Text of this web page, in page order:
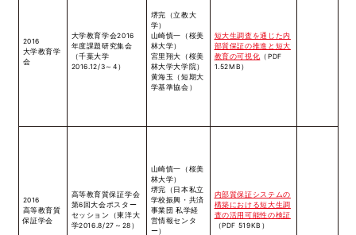
2016
大学教育学
会
大学教育学会2016
年度課題研究集会
（千葉大学
2016.12/3～4）
堺完（立教大
学）
山崎慎一（桜美
林大学）
宮里翔大（桜美
林大学大学院）
黄海玉（短期大
学基準協会）
短大生調査を通じた内
部質保証の推進と短大
教育の可視化 （PDF
1.52MB）
2016
高等教育質
保証学会
高等教育質保証学会
第6回大会ポスター
セッション（東洋大
学2016.8/27～28）
山崎慎一（桜美
林大学）
堺完（日本私立
学校振興・共済
事業団 私学経
営情報センタ
ー）
内部質保証システムの
構築における短大生調
査の活用可能性の検証
（PDF 519KB）